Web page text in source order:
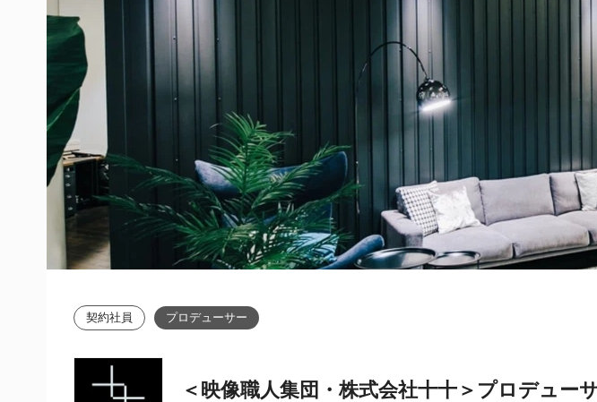
契約社員 プロデューサー
＜映像職人集団・株式会社十十＞プロデュー